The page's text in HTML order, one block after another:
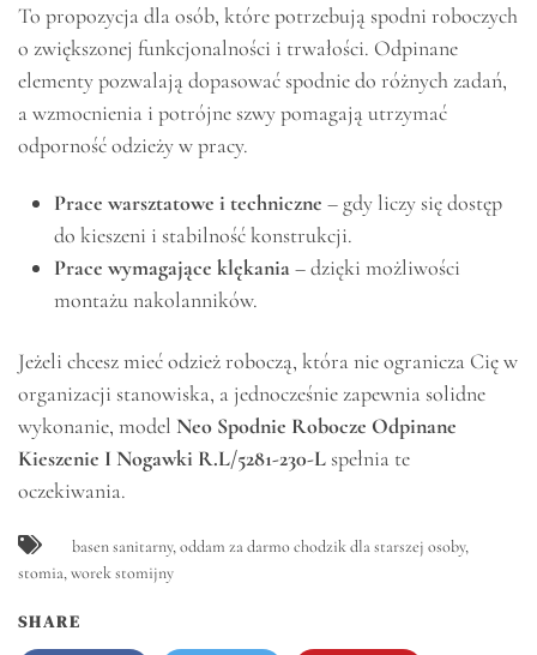
To propozycja dla osób, które potrzebują spodni roboczych
o zwiększonej funkcjonalności i trwałości. Odpinane
elementy pozwalają dopasować spodnie do różnych zadań,
a wzmocnienia i potrójne szwy pomagają utrzymać
odporność odzieży w pracy.
Prace warsztatowe i techniczne – gdy liczy się dostęp
do kieszeni i stabilność konstrukcji.
Prace wymagające klękania– dzięki możliwości
montażu nakolanników.
Jeżeli chcesz mieć odzież roboczą, która nie ogranicza Cię w
organizacji stanowiska, a jednocześnie zapewnia solidne
wykonanie, model Neo Spodnie Robocze Odpinane
Kieszenie I Nogawki R.L/5281-230-Lspełnia te
oczekiwania.
basen sanitarny,oddam za darmo chodzik dla starszej osoby,
stomia,worek stomijny
SHARE